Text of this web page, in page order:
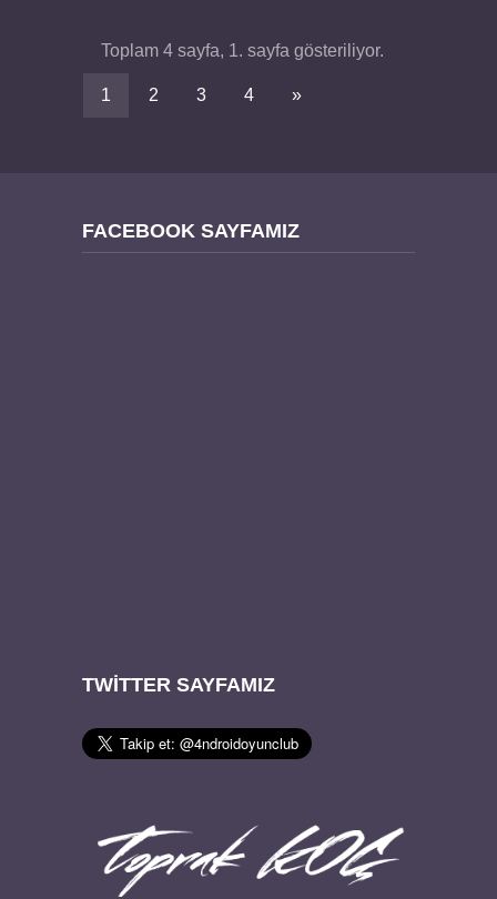
Toplam 4 sayfa, 1. sayfa gösteriliyor.
1 2 3 4 »
FACEBOOK SAYFAMIZ
TWITTER SAYFAMIZ